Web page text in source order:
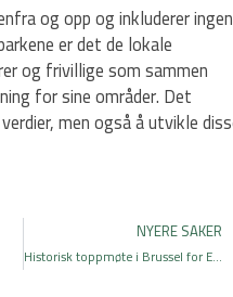
og opp og inkluderer ingen
er det de lokale
og frivillige som sammen
for sine områder. Det
men også å utvikle
NYERE SAKER
Historisk toppmøte i Brussel for Europas regionalparker. Norske Parker signerer parkerklæring